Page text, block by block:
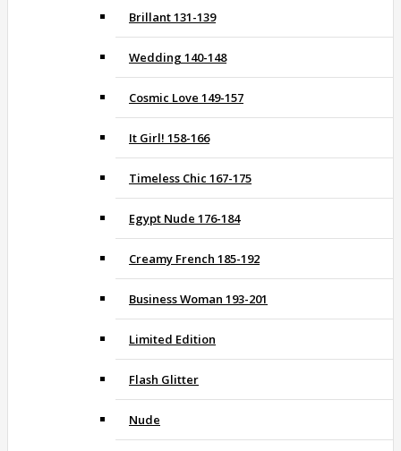
Brillant 131-139
Wedding 140-148
Cosmic Love 149-157
It Girl! 158-166
Timeless Chic 167-175
Egypt Nude 176-184
Creamy French 185-192
Business Woman 193-201
Limited Edition
Flash Glitter
Nude